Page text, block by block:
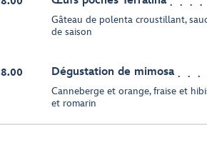
Gâteau de polenta croustillant,
de saison
Dégustation de mimosa
Canneberge et orange, fraise et
et romarin